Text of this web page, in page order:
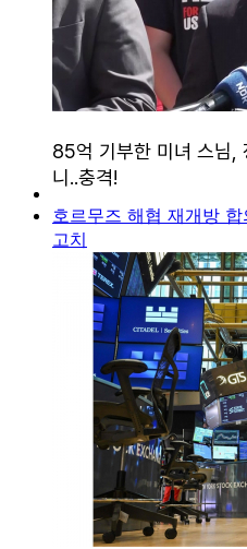
호르무즈 해협 재개방
고치